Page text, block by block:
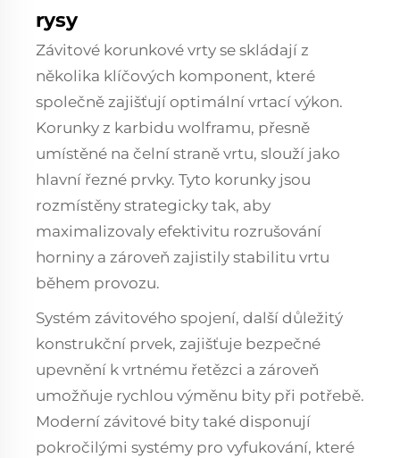
rysy
Závitové korunkové vrty se skládají z
několika klíčových komponent, které
společně zajišťují optimální vrtací výkon.
Korunky z karbidu wolframu, přesně
umístěné na čelní straně vrtu, slouží jako
hlavní řezné prvky. Tyto korunky jsou
rozmístěny strategicky tak, aby
maximalizovaly efektivitu rozrušování
horniny a zároveň zajistily stabilitu vrtu
během provozu.
Systém závitového spojení, další důležitý
konstrukční prvek, zajišťuje bezpečné
upevnění k vrtnému řetězci a zároveň
umožňuje rychlou výměnu bity při potřebě.
Moderní závitové bity také disponují
pokročilými systémy pro vyfukování, které